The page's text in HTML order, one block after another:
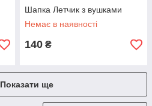
Шапка Летчик з вушками
Немає в наявності
140 ₴
Показати ще